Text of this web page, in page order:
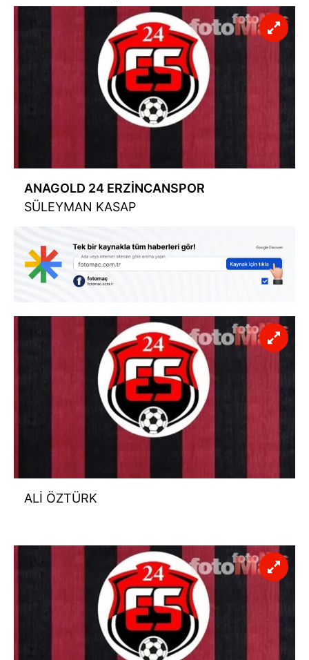
ANAGOLD 24 ERZİNCANSPOR
SÜLEYMAN KASAP
ALİ ÖZTÜRK